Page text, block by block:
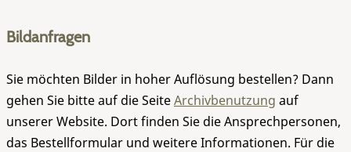
Bildanfragen
Sie möchten Bilder in hoher Auflösung bestellen? Dann
gehen Sie bitte auf die SeiteArchivbenutzung auf
unserer Website. Dort finden Sie die Ansprechpersonen,
das Bestellformular und weitere Informationen. Für die